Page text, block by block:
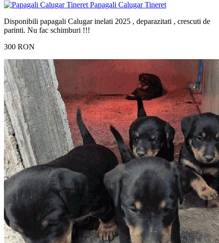
Papagali Calugar Tineret
Disponibili papagali Calugar inelati 2025 , deparazitati , crescuti de
parinti. Nu fac schimburi !!!
300 RON